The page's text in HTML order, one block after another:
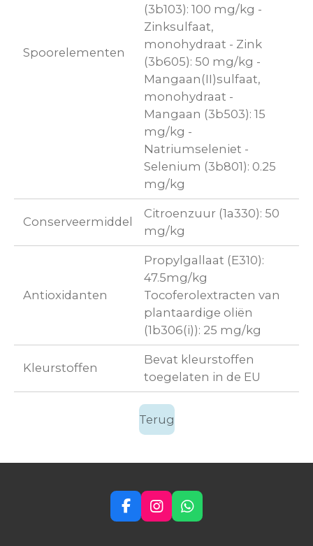
Spoorelementen
(3b103): 100 mg/kg -
Zinksulfaat,
monohydraat - Zink
(3b605): 50 mg/kg -
Mangaan(II)sulfaat,
monohydraat -
Mangaan (3b503): 15
mg/kg -
Natriumseleniet -
Selenium (3b801): 0.25
mg/kg
Conserveermiddel
Citroenzuur (1a330): 50
mg/kg
Antioxidanten
Propylgallaat (E310):
47.5mg/kg
Tocoferolextracten van
plantaardige oliën
(1b306(i)): 25 mg/kg
Kleurstoffen
Bevat kleurstoffen
toegelaten in de EU
Terug
F
a
I
n
W
h